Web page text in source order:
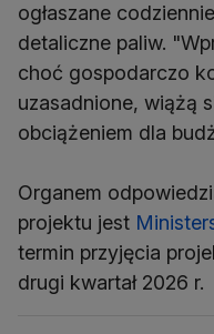
ogłaszane
detaliczne paliw.
choć gospodarczo
uzasadnione, wiążą
obciążeniem dla
Organem
projektu jest
termin przyjęcia
drugi kwartał 2026 r.